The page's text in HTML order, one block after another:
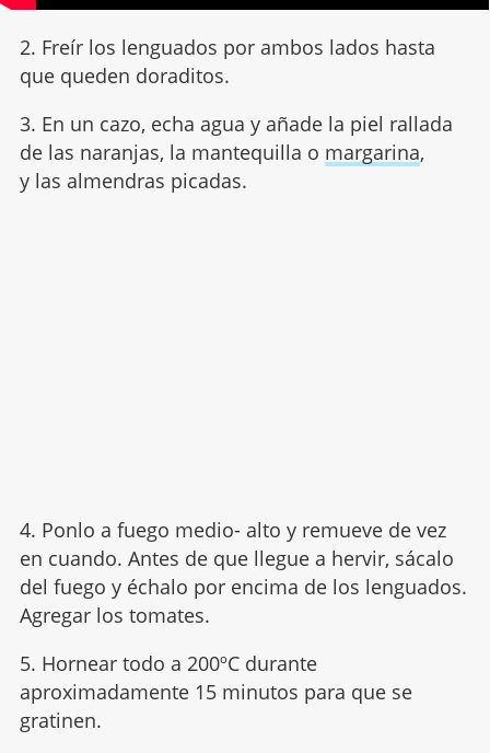
2. Freír los lenguados por ambos lados hasta
que queden doraditos.
3. En un cazo, echa agua y añade la piel rallada
de las naranjas, la mantequilla o margarina,
y las almendras picadas.
4. Ponlo a fuego medio- alto y remueve de vez
en cuando. Antes de que llegue a hervir, sácalo
del fuego y échalo por encima de los lenguados.
Agregar los tomates.
5. Hornear todo a 200ºC durante
aproximadamente 15 minutos para que se
gratinen.